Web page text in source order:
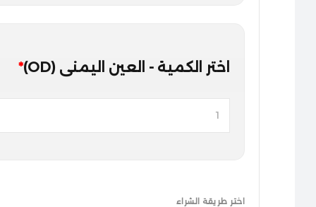
اختر الكمية - العين اليمنى (OD) *
اختر طريقة الشراء